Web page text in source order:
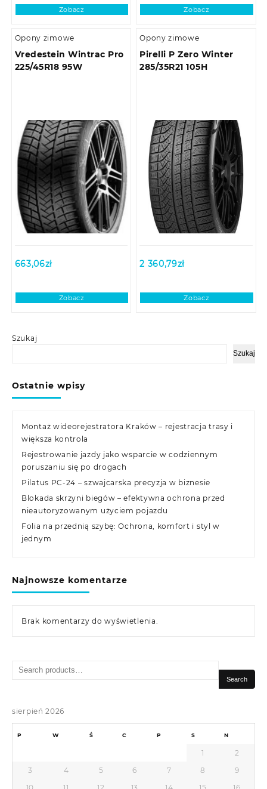
Szukaj
Szukaj
Ostatnie wpisy
Montaż wideorejestratora Kraków – rejestracja trasy i
większa kontrola
Rejestrowanie jazdy jako wsparcie w codziennym
poruszaniu się po drogach
Pilatus PC-24 – szwajcarska precyzja w biznesie
Blokada skrzyni biegów – efektywna ochrona przed
nieautoryzowanym użyciem pojazdu
Folia na przednią szybę: Ochrona, komfort i styl w
jednym
Najnowsze komentarze
Brak komentarzy do wyświetlenia.
Zobacz Zobacz
Opony zimowe
Vredestein Wintrac Pro
225/45R18 95W
663,06zł
Zobacz
Opony zimowe
Pirelli P Zero Winter
285/35R21 105H
2 360,79zł
Zobacz
Search
Search
sierpień 2026
P W Ś C P S N
1
2
3
4 5 6 7 8
9